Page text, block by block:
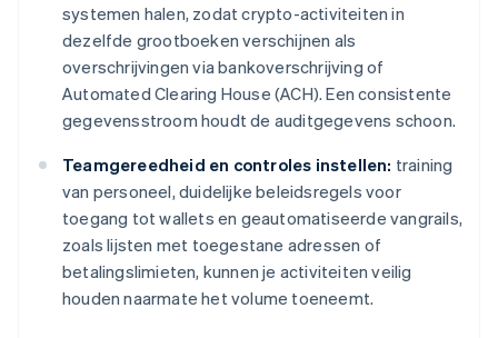
systemen halen, zodat crypto-activiteiten in
dezelfde grootboeken verschijnen als
overschrijvingen via bankoverschrijving of
Automated Clearing House (ACH). Een consistente
gegevensstroom houdt de auditgegevens schoon.
Teamgereedheid en controles instellen: training
van personeel, duidelijke beleidsregels voor
toegang tot wallets en geautomatiseerde vangrails,
zoals lijsten met toegestane adressen of
betalingslimieten, kunnen je activiteiten veilig
houden naarmate het volume toeneemt.